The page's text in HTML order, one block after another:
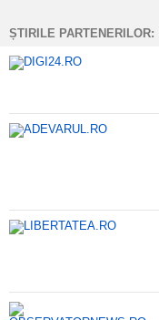
ȘTIRILE PARTENERILOR: